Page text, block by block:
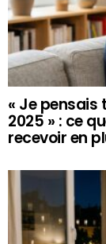
« Je pensais
2025 » : ce
recevoir en